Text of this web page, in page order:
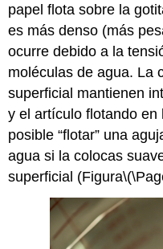
papel flota sobre la
es más denso (más
ocurre debido a la
moléculas de agua. La
superficial mantienen
y el artículo flotando en
posible “flotar” una
agua si la colocas
superficial (Figura